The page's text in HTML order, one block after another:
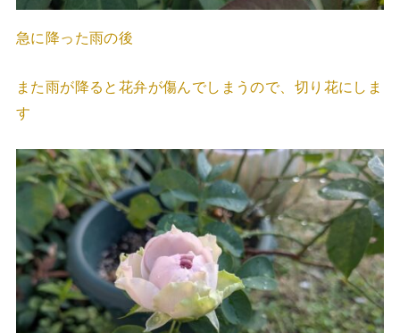
急に降った雨の後
また雨が降ると花弁が傷んでしまうので、切り花にしま
す